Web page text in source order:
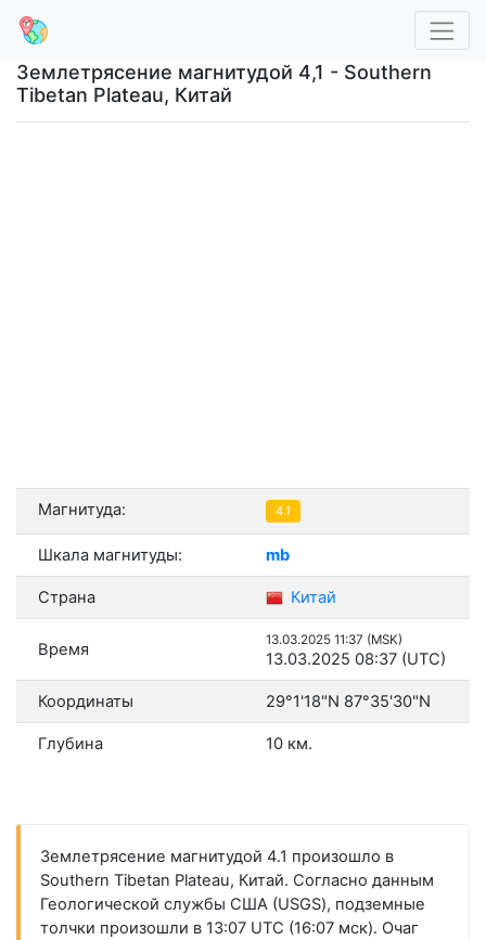
Землетрясение магнитудой 4,1 - Southern
Tibetan Plateau, Китай
Магнитуда: 4.1
Шкала магнитуды: mb
Страна Китай
Время 13.03.2025 11:37 (MSK)
13.03.2025 08:37 (UTC)
Координаты 29°1'18"N 87°35'30"N
Глубина 10 км.
Землетрясение магнитудой 4.1 произошло в
Southern Tibetan Plateau, Китай. Согласно данным
Геологической службы США (USGS), подземные
толчки произошли в 13:07 UTC (16:07 мск). Очаг